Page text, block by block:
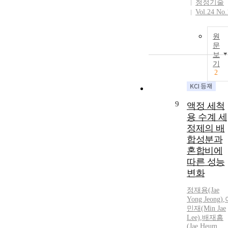
청정기술
Vol.24
원
문
보
기
2
9
액정 세척
용 수계 세
정제의 배
합성분과
혼합비에
따른 성능
변화
정재용(Jae
Yong Jeong),
민재(Min Jae
Lee),배재흠
(Jae Heum